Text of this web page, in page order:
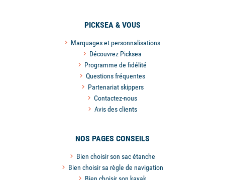
PICKSEA & VOUS
Marquages et personnalisations
Découvrez Picksea
Programme de fidélité
Questions fréquentes
Partenariat skippers
Contactez-nous
Avis des clients
NOS PAGES CONSEILS
Bien choisir son sac étanche
Bien choisir sa règle de navigation